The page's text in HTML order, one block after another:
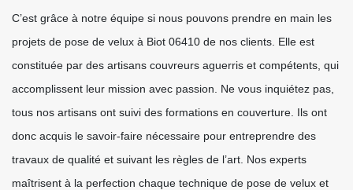
C’est grâce à notre équipe si nous pouvons prendre en main les
projets de pose de velux à Biot 06410 de nos clients. Elle est
constituée par des artisans couvreurs aguerris et compétents, qui
accomplissent leur mission avec passion. Ne vous inquiétez pas,
tous nos artisans ont suivi des formations en couverture. Ils ont
donc acquis le savoir-faire nécessaire pour entreprendre des
travaux de qualité et suivant les règles de l’art. Nos experts
maîtrisent à la perfection chaque technique de pose de velux et